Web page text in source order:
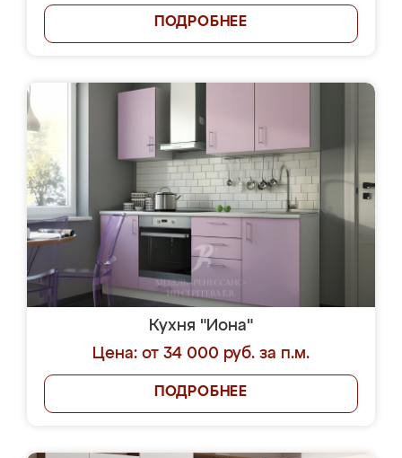
ПОДРОБНЕЕ
Кухня "Иона"
Цена: от 34 000 руб. за п.м.
ПОДРОБНЕЕ